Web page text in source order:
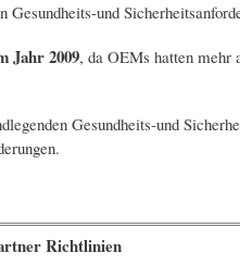
Gesundheits-und
Jahr 2009, da OEMs hatten mehr
Gesundheits-und
Richtlinien